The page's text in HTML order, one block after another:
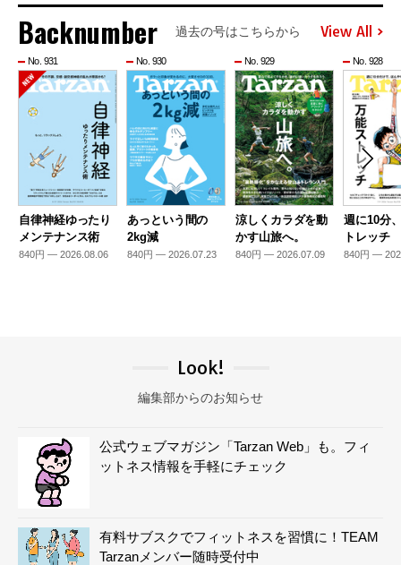
Backnumber 過去の号はこちらから View All
No. 931
自律神経ゆったり
メンテナンス術
840円 — 2026.08.06
No. 930
あっという間の
2kg減
840円 — 2026.07.23
No. 929
涼しくカラダを動
かす山旅へ。
840円 — 2026.07.09
No. 928
週に10分
トレッチ
840円 —
Look!
編集部からのお知らせ
公式ウェブマガジン「Tarzan Web」も。フィ
ットネス情報を手軽にチェック
有料サブスクでフィットネスを習慣に！TEAM
Tarzanメンバー随時受付中